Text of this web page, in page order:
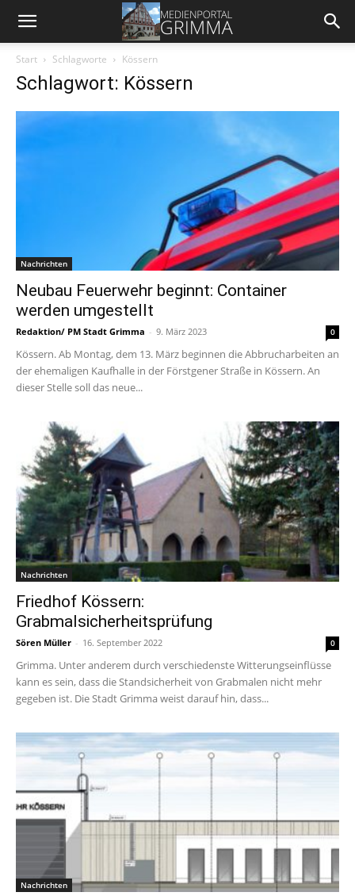
Start Schlagworte Kössern
Schlagwort: Kössern
Nachrichten
Neubau Feuerwehr beginnt: Container
werden umgestellt
Redaktion/ PM Stadt Grimma - 9. März 2023 0
Kössern. Ab Montag, dem 13. März beginnen die Abbrucharbeiten an
der ehemaligen Kaufhalle in der Förstgener Straße in Kössern. An
dieser Stelle soll das neue...
Nachrichten
Friedhof Kössern:
Grabmalsicherheitsprüfung
Sören Müller - 16. September 2022 0
Grimma. Unter anderem durch verschiedenste Witterungseinflüsse
kann es sein, dass die Standsicherheit von Grabmalen nicht mehr
gegeben ist. Die Stadt Grimma weist darauf hin, dass...
Nachrichten